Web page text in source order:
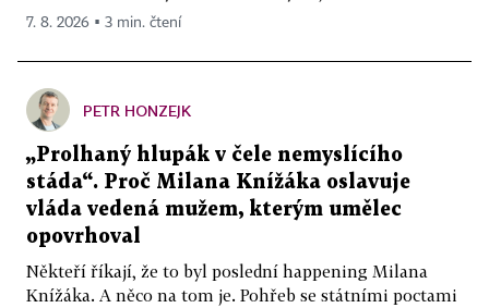
7. 8. 2026 ▪ 3 min. čtení
PETR HONZEJK
„Prolhaný hlupák v čele nemyslícího
stáda“. Proč Milana Knížáka oslavuje
vláda vedená mužem, kterým umělec
opovrhoval
Někteří říkají, že to byl poslední happening Milana
Knížáka. A něco na tom je. Pohřeb se státními poctami